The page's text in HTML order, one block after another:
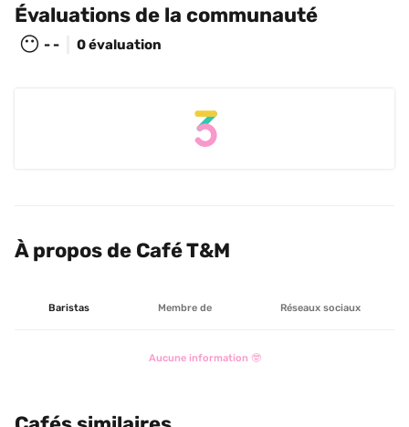
Évaluations de la communauté
😶 - - 0 évaluation
À propos de Café T&M
Baristas Membre de Réseaux sociaux
Aucune information 🤓